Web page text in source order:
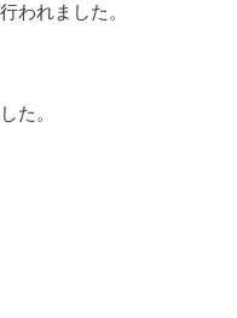
われました。
た。